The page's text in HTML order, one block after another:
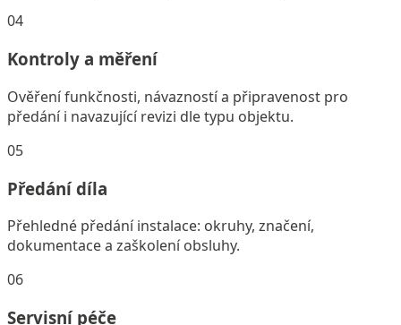
04
Kontroly a měření
Ověření funkčnosti, návazností a připravenost pro
předání i navazující revizi dle typu objektu.
05
Předání díla
Přehledné předání instalace: okruhy, značení,
dokumentace a zaškolení obsluhy.
06
Servisní péče